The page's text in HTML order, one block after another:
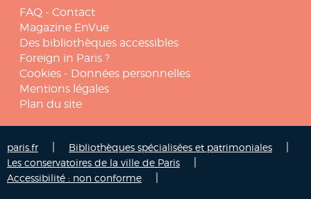
FAQ - Contact
Magazine EnVue
Des bibliothèques accessibles
Foreign in Paris ?
Cookies - Données personnelles
Mentions légales
Plan du site
paris.fr Bibliothèques spécialisées et patrimoniales
Les conservatoires de la ville de Paris
Accessibilité : non conforme